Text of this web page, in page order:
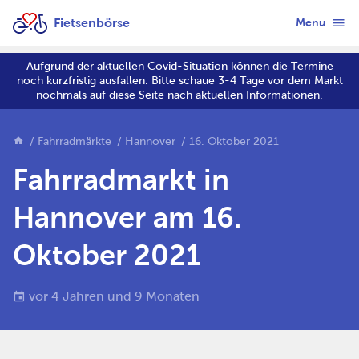
Fietsenbörse Menu
Aufgrund der aktuellen Covid-Situation können die Termine
noch kurzfristig ausfallen. Bitte schaue 3-4 Tage vor dem Markt
nochmals auf diese Seite nach aktuellen Informationen.
Fahrradmärkte Hannover 16. Oktober 2021
Fahrradmarkt in
Hannover am 16.
Oktober 2021
vor 4 Jahren und 9 Monaten